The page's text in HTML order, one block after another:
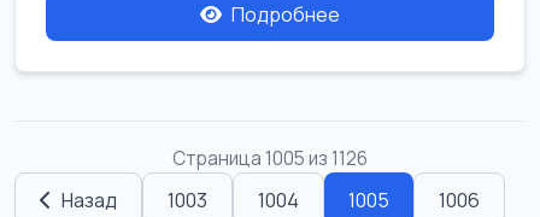
Подробнее
Страница 1005 из 1126
Назад 1003 1004 1005 1006